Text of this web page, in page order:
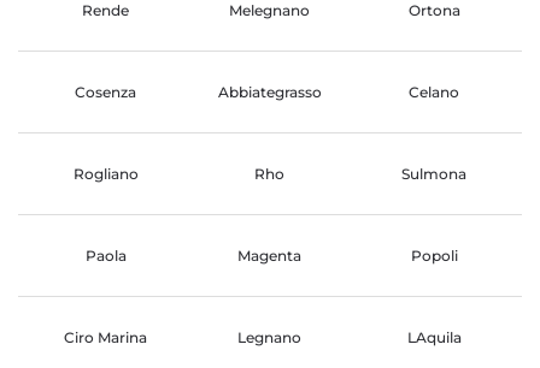
Rende Melegnano Ortona
Cosenza Abbiategrasso Celano
Rogliano Rho Sulmona
Paola Magenta Popoli
Ciro Marina Legnano LAquila